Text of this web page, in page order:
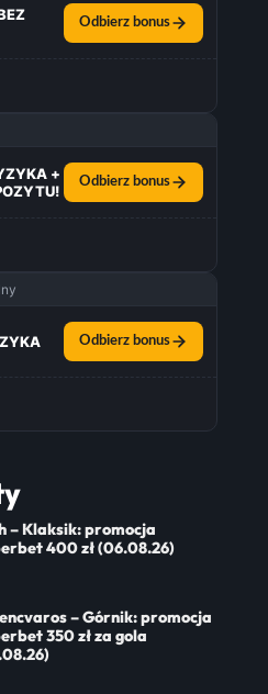
Odbierz bonus
+
Odbierz bonus
Odbierz bonus
– Klaksik: promocja
400 zł (06.08.26)
– Górnik: promocja
350 zł za gola